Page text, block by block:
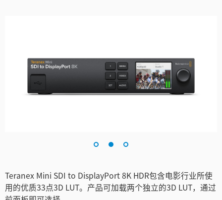
Teranex Mini SDI to DisplayPort 8K HDR包含电影行业所使
用的优质33点3D LUT。产品可加载两个独立的3D LUT，通过